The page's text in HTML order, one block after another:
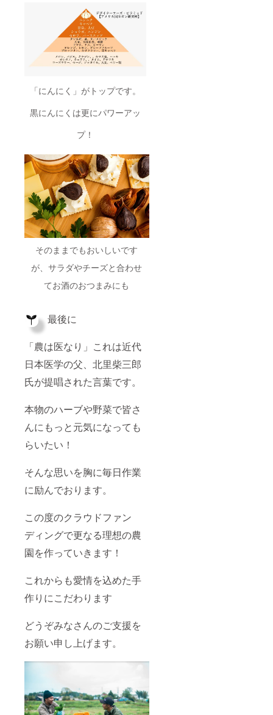
「にんにく」がトップです。
黒にんにくは更にパワーアッ
プ！
そのままでもおいしいです
が、サラダやチーズと合わせ
てお酒のおつまみにも
最後に
「農は医なり」これは近代
日本医学の父、北里柴三郎
氏が提唱された言葉です。
本物のハーブや野菜で皆さ
んにもっと元気になっても
らいたい！
そんな思いを胸に毎日作業
に励んでおります。
この度のクラウドファン
ディングで更なる理想の農
園を作っていきます！
これからも愛情を込めた手
作りにこだわります
どうぞみなさんのご支援を
お願い申し上げます。